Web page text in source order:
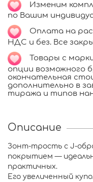
Изменим
по Вашим
Оплата на
НДС и без. Все
Товары с
опции возможного
окончательная
дополнительно в
тиража и типов
Описание
Зонт-трость с J-
покрытием —
практичных.
Его увеличенный